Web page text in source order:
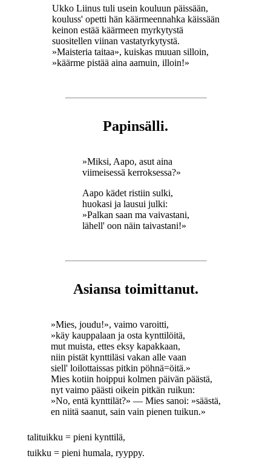
Ukko Liinus tuli usein kouluun päissään,
kouluss' opetti hän käärmeennahka käissään
keinon estää käärmeen myrkytystä
suositellen viinan vastatyrkytystä.
»Maisteria taitaa», kuiskas muuan silloin,
»käärme pistää aina aamuin, illoin!»
Papinsälli.
»Miksi, Aapo, asut aina
viimeisessä kerroksessa?»
Aapo kädet ristiin sulki,
huokasi ja lausui julki:
»Palkan saan ma vaivastani,
lähell' oon näin taivastani!»
Asiansa toimittanut.
»Mies, joudu!», vaimo varoitti,
»käy kauppalaan ja osta kynttilöitä,
mut muista, ettes eksy kapakkaan,
niin pistät kynttiläsi vakan alle vaan
siell' loilottaissas pitkin pöhnä=öitä.»
Mies kotiin hoippui kolmen päivän päästä,
nyt vaimo päästi oikein pitkän ruikun:
»No, entä kynttilät?» — Mies sanoi: »säästä,
en niitä saanut, sain vain pienen tuikun.»
talituikku = pieni kynttilä,
tuikku = pieni humala, ryyppy.